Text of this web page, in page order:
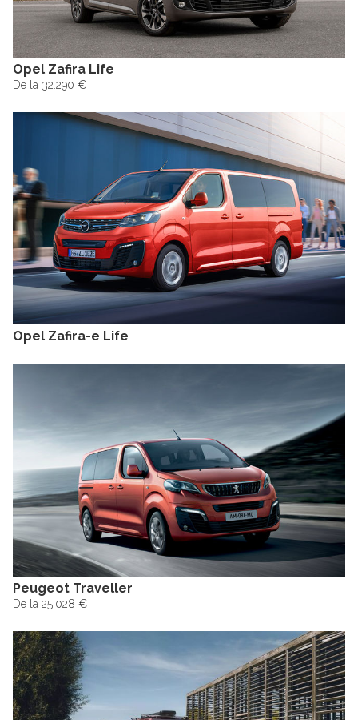
Opel Zafira Life
De la 32.290 €
Opel Zafira-e Life
Peugeot Traveller
De la 25.028 €